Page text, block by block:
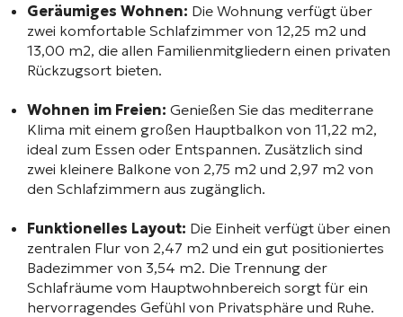
Geräumiges Wohnen: Die Wohnung verfügt über
zwei komfortable Schlafzimmer von 12,25 m2 und
13,00 m2, die allen Familienmitgliedern einen privaten
Rückzugsort bieten.
Wohnen im Freien: Genießen Sie das mediterrane
Klima mit einem großen Hauptbalkon von 11,22 m2,
ideal zum Essen oder Entspannen. Zusätzlich sind
zwei kleinere Balkone von 2,75 m2 und 2,97 m2 von
den Schlafzimmern aus zugänglich.
Funktionelles Layout: Die Einheit verfügt über einen
zentralen Flur von 2,47 m2 und ein gut positioniertes
Badezimmer von 3,54 m2. Die Trennung der
Schlafräume vom Hauptwohnbereich sorgt für ein
hervorragendes Gefühl von Privatsphäre und Ruhe.